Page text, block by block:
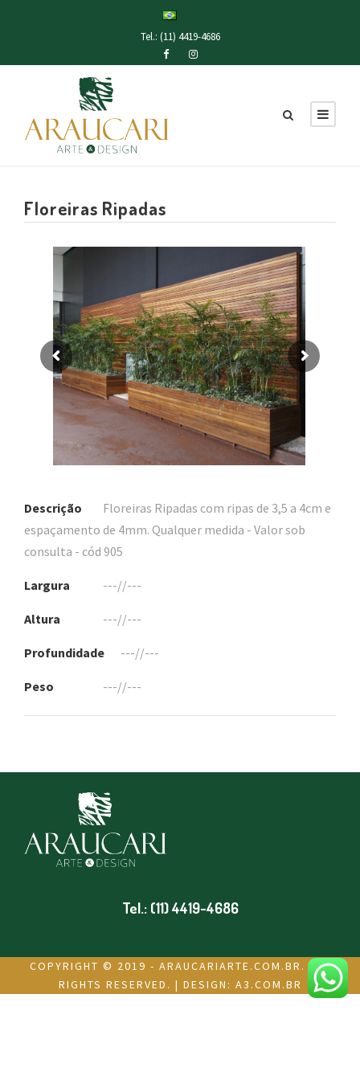
Tel.: (11) 4419-4686
Floreiras Ripadas
Descrição
Floreiras Ripadas com ripas de 3,5 a 4cm e
espaçamento de 4mm. Qualquer medida - Valor sob
consulta - cód 905
Largura ---//---
Altura ---//---
Profundidade ---//---
Peso ---//---
Tel.: (11) 4419-4686
COPYRIGHT © 2019 - ARAUCARIARTE.COM.BR. ALL
RIGHTS RESERVED. | DESIGN: A3.COM.BR